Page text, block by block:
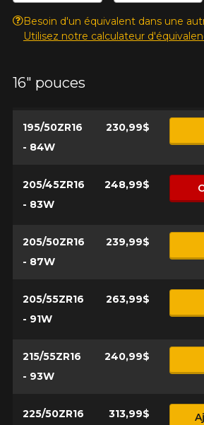
Besoin d'un équivalent dans une
Utilisez notre calculateur
16" pouces
195/50ZR16
- 84W
230,99$
205/45ZR16
- 83W
248,99$
205/50ZR16
- 87W
239,99$
205/55ZR16
- 91W
263,99$
215/55ZR16
- 93W
240,99$
225/50ZR16
313,99$